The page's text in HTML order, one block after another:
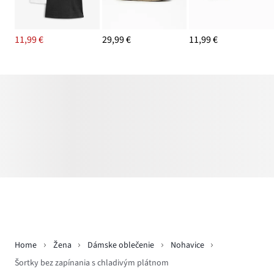
11,99 € 29,99 € 11,99 €
Home Žena Dámske oblečenie
Nohavice
Šortky bez zapínania s chladivým plátnom